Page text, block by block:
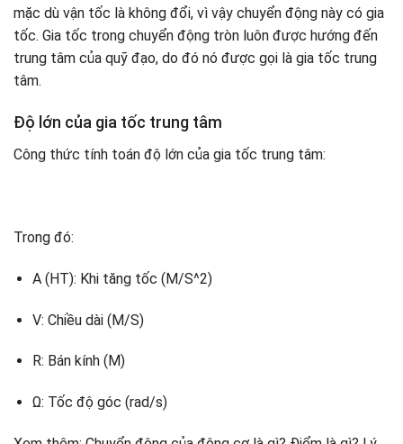
mặc dù vận tốc là không đổi, vì vậy chuyển động này có gia
tốc. Gia tốc trong chuyển động tròn luôn được hướng đến
trung tâm của quỹ đạo, do đó nó được gọi là gia tốc trung
tâm.
Độ lớn của gia tốc trung tâm
Công thức tính toán độ lớn của gia tốc trung tâm:
Trong đó:
A (HT): Khi tăng tốc (M/S^2)
V: Chiều dài (M/S)
R: Bán kính (M)
Ω: Tốc độ góc (rad/s)